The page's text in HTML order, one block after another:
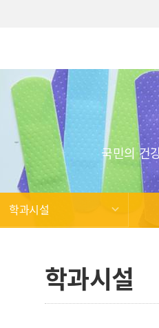
국민의 건
학과시설
학과시설